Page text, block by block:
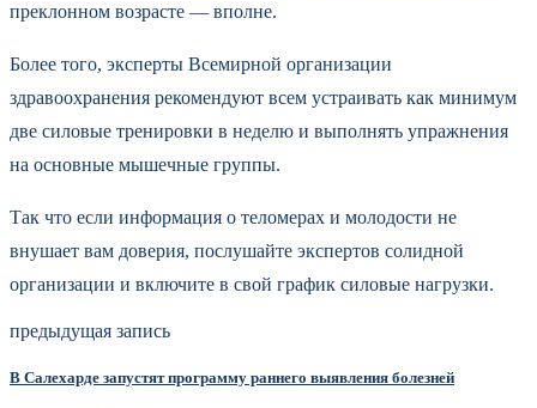
преклонном возрасте — вполне.
Более того, эксперты Всемирной организации
здравоохранения рекомендуют всем устраивать как минимум
две силовые тренировки в неделю и выполнять упражнения
на основные мышечные группы.
Так что если информация о теломерах и молодости не
внушает вам доверия, послушайте экспертов солидной
организации и включите в свой график силовые нагрузки.
предыдущая запись
В Салехарде запустят программу раннего выявления болезней